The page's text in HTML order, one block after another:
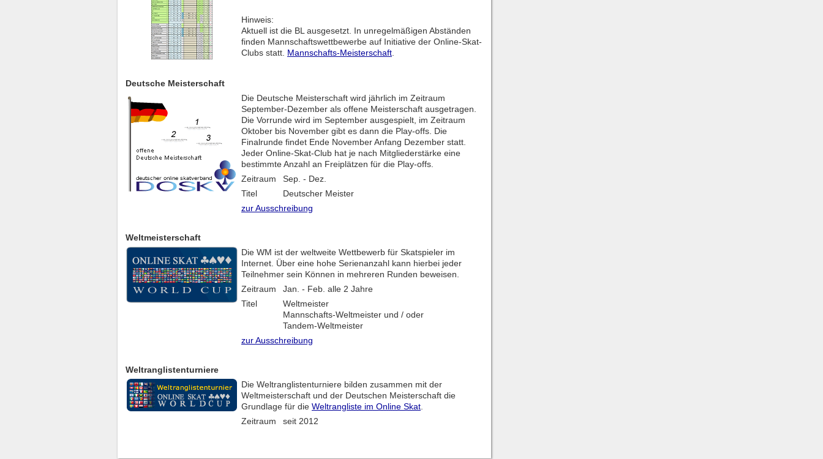
Hinweis:
Aktuell ist die BL ausgesetzt. In unregelmäßigen Abständen
finden Mannschaftswettbewerbe auf Initiative der Online-Skat-
Clubs statt. Mannschafts-Meisterschaft
Deutsche Meisterschaft
Die Deutsche Meisterschaft wird jährlich im Zeitraum
September-Dezember als offene Meisterschaft ausgetragen.
Die Vorrunde wird im September ausgespielt, im Zeitraum
Oktober bis November gibt es dann die Play-offs. Die
Finalrunde findet Ende November Anfang Dezember statt.
Jeder Online-Skat-Club hat je nach Mitgliederstärke eine
bestimmte Anzahl an Freiplätzen für die Play-offs.
Zeitraum
Sep. - Dez.
Titel
Deutscher Meister
zur Ausschreibung
Weltmeisterschaft
Die WM ist der weltweite Wettbewerb für Skatspieler im
Internet. Über eine hohe Serienanzahl kann hierbei jeder
Teilnehmer sein Können in mehreren Runden beweisen.
Zeitraum
Jan. - Feb. alle 2 Jahre
Titel
Weltmeister
Mannschafts-Weltmeister und / oder
Tandem-Weltmeister
zur Ausschreibung
Weltranglistenturniere
Die Weltranglistenturniere bilden zusammen mit der
Weltmeisterschaft und der Deutschen Meisterschaft die
Grundlage für die Weltrangliste im Online Skat
Zeitraum
seit 2012